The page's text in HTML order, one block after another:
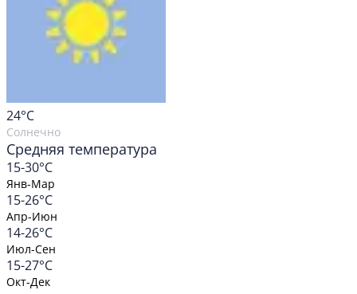
24°C
Солнечно
Средняя температура
15-30°C
Янв-Мар
15-26°C
Апр-Июн
14-26°C
Июл-Сен
15-27°C
Окт-Дек